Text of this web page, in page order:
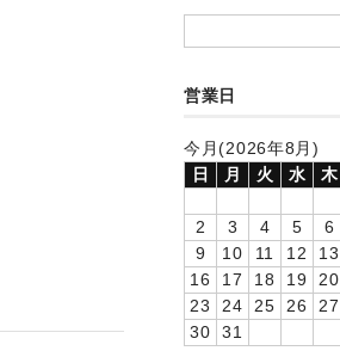
営業日
今月(2026年8月)
日
月 火 水 木
2
3 4 5 6
9
10 11 12 13
16
17 18 19 20
23
24 25 26 27
30
31